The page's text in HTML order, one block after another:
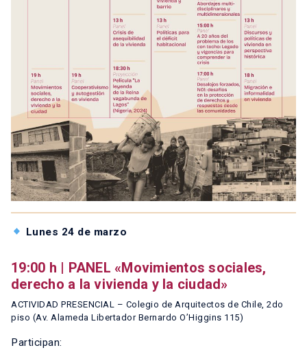
Lunes 24 de marzo
19:00 h | PANEL «Movimientos sociales,
derecho a la vivienda y la ciudad»
ACTIVIDAD PRESENCIAL – Colegio de Arquitectos de Chile, 2do
piso (Av. Alameda Libertador Bernardo O’Higgins 115)
Participan: